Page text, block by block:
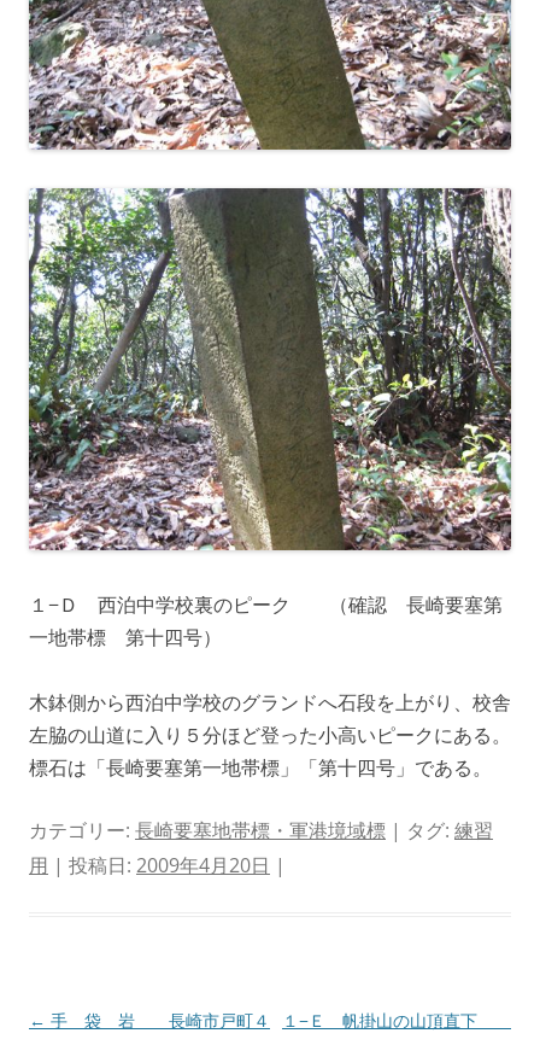
１−Ｄ 西泊中学校裏のピーク （確認 長崎要塞第
一地帯標 第十四号）
木鉢側から西泊中学校のグランドへ石段を上がり、校舎
左脇の山道に入り５分ほど登った小高いピークにある。
標石は「長崎要塞第一地帯標」「第十四号」である。
カテゴリー: 長崎要塞地帯標・軍港境域標 | タグ: 練習
用 | 投稿日: 2009年4月20日 |
投
← 手 袋 岩 長崎市戸町４
１−Ｅ 帆掛山の山頂直下